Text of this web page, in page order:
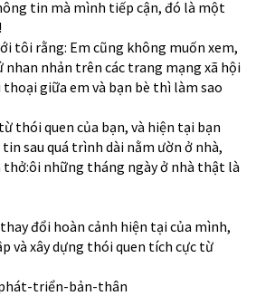
tin mà mình tiếp cận, đó là một
tôi rằng: Em cũng không muốn xem,
nhản trên các trang mạng xã hội
giữa em và bạn bè thì làm sao
thói quen của bạn, và hiện tại bạn
sau quá trình dài nằm ườn ở nhà,
những tháng ngày ở nhà thật là
đổi hoàn cảnh hiện tại của mình,
và xây dựng thói quen tích cực từ
triển-bản-thân